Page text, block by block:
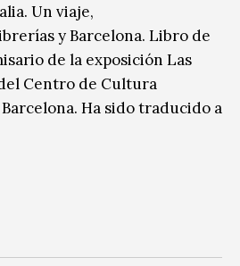
Un viaje,
y Barcelona. Libro de
de la exposición Las
Centro de Cultura
Ha sido traducido a